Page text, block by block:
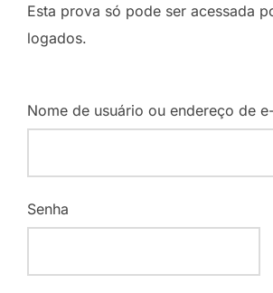
Esta prova só pode ser acessada
logados.
Nome de usuário ou endereço de
Senha